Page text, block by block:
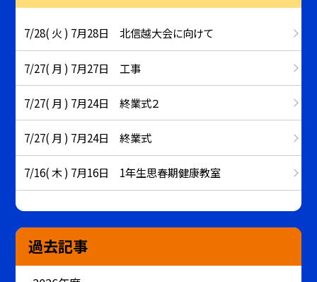
7/28( 火 ) 7月28日 北信越大会に向けて
7/27( 月 ) 7月27日 工事
7/27( 月 ) 7月24日 終業式２
7/27( 月 ) 7月24日 終業式
7/16( 木 ) 7月16日 1年生思春期健康教室
過去記事